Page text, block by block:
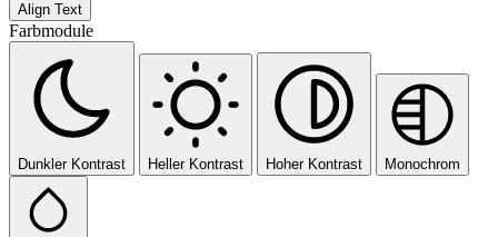
Align Text
Farbmodule
Dunkler Kontrast Heller Kontrast Hoher Kontrast Monochrom